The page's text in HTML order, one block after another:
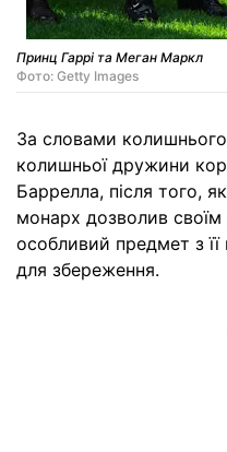
Принц Гаррі та Меган Маркл
Фото: Getty Images
За словами
колишньої дружини
Баррелла, після того,
монарх дозволив
особливий предмет з її
для збереження.